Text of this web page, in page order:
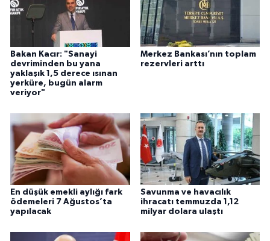
Bakan Kacır: "Sanayi
devriminden bu yana
yaklaşık 1,5 derece ısınan
yerküre, bugün alarm
veriyor"
Merkez Bankası’nın toplam
rezervleri arttı
En düşük emekli aylığı fark
ödemeleri 7 Ağustos’ta
yapılacak
Savunma ve havacılık
ihracatı temmuzda 1,12
milyar dolara ulaştı